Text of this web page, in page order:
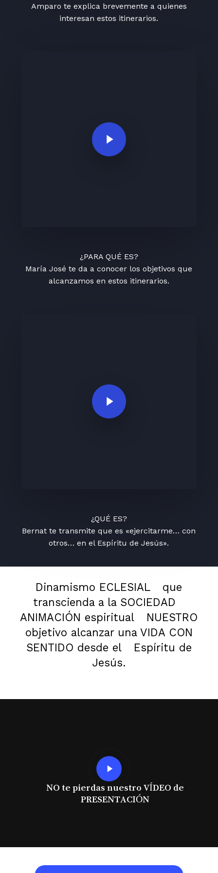
Amparo te explica brevemente a quienes
interesan estos itinerarios.
Play Video
¿PARA QUÉ ES?
María José te da a conocer los objetivos que
alcanzamos en estos itinerarios.
Play Video
¿QUÉ ES?
Bernat te transmite que es «ejercitarme… con
otros… en el Espíritu de Jesús».
Dinamismo ECLESIAL
que
transcienda a la SOCIEDAD
ANIMACIÓN espiritual
NUESTRO
objetivo alcanzar una VIDA CON
SENTIDO desde el
Espíritu de
Jesús.
Play
Video
NO te pierdas nuestro VÍDEO de
PRESENTACIÓN